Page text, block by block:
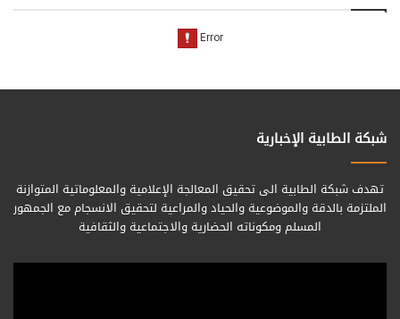
شبكة الطابية الإخبارية
تهدف شبكة الطابية الى تحقيق المعالجة الإعلامية والمعلوماتية المتوازنة
الملتزمة بالدقة والموضوعية والحياد والمراعية لتحقيق الانسجام مع الجمهور
المسلم ومكوناته الحضارية والاجتماعية والثقافية